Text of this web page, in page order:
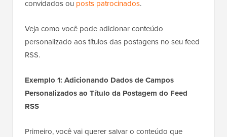
convidados ou posts patrocinados.
Veja como você pode adicionar conteúdo
personalizado aos títulos das postagens no seu feed
RSS.
Exemplo 1: Adicionando Dados de Campos
Personalizados ao Título da Postagem do Feed
RSS
Primeiro, você vai querer salvar o conteúdo que